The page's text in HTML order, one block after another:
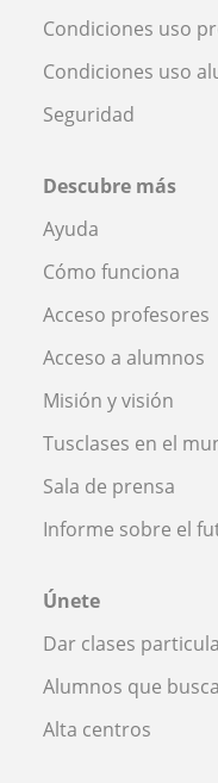
Condiciones uso
Condiciones uso
Seguridad
Descubre más
Ayuda
Cómo funciona
Acceso profesores
Acceso a alumnos
Misión y visión
Tusclases en el
Sala de prensa
Informe sobre el
Únete
Dar clases
Alumnos que
Alta centros